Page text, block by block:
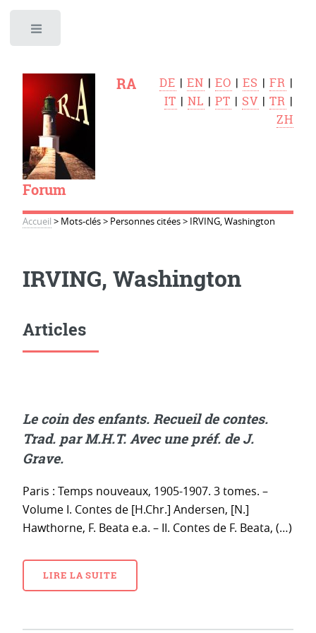
RA
Forum
DE |EN |EO |ES |FR |
IT |NL |PT | SV |TR |
ZH
Accueil > Mots-clés> Personnes citées> IRVING, Washington
IRVING, Washington
Articles
Le coin des enfants. Recueil de contes.
Trad. par M.H.T. Avec une préf. de J.
Grave.
Paris : Temps nouveaux, 1905-1907. 3 tomes. –
Volume I. Contes de [H.Chr.] Andersen, [N.]
Hawthorne, F. Beata e.a. – II. Contes de F. Beata, (…)
LIRE LA SUITE